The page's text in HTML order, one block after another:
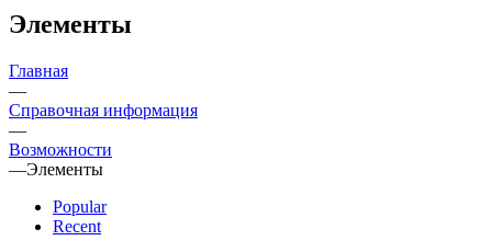
Элементы
Главная
—
Справочная информация
—
Возможности
—Элементы
Popular
Recent